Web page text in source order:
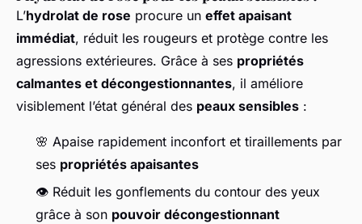
L’hydrolat de rose procure un effet apaisant
immédiat, réduit les rougeurs et protège contre les
agressions extérieures. Grâce à ses propriétés
calmantes et décongestionnantes, il améliore
visiblement l’état général des peaux sensibles :
🌸 Apaise rapidement inconfort et tiraillements par
ses propriétés apaisantes
👁️ Réduit les gonflements du contour des yeux
grâce à son pouvoir décongestionnant